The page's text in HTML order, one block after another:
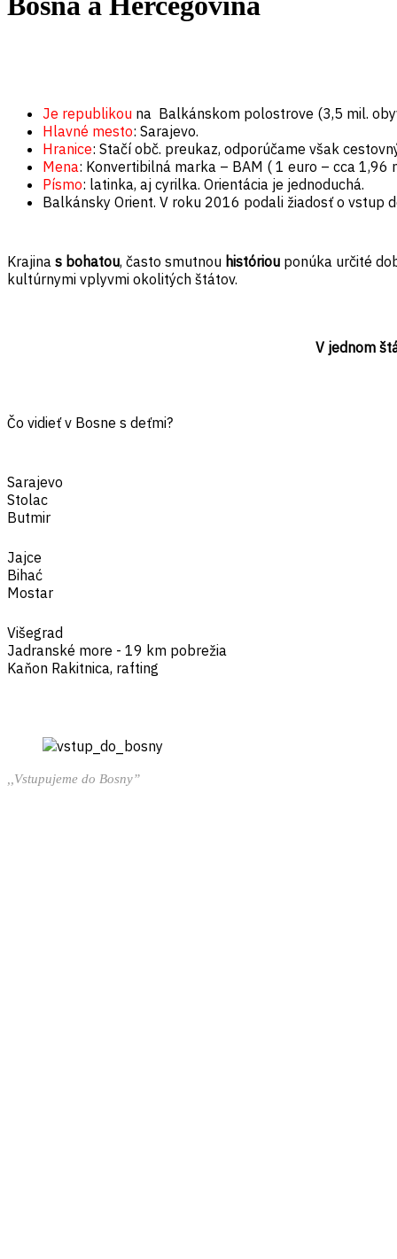
Je republikou na Balkánskom polostrove (3,5 mil.
Hlavné mesto: Sarajevo.
Hranice: Stačí obč. preukaz, odporúčame však
Mena: Konvertibilná marka – BAM ( 1 euro – cca 1,96
Písmo: latinka, aj cyrilka. Orientácia je jednoduchá.
Balkánsky Orient. V roku 2016 podali žiadosť o vstup
Krajina s bohatou, často smutnou históriou ponúka určité
kultúrnymi vplyvmi okolitých štátov.
V jednom
Čo vidieť v Bosne s deťmi?
Sarajevo
Stolac
Butmir
Jajce
Bihać
Mostar
Višegrad
Jadranské more - 19 km pobrežia
Kaňon Rakitnica, rafting
,,Vstupujeme do Bosny”